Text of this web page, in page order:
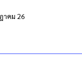
าคม 26